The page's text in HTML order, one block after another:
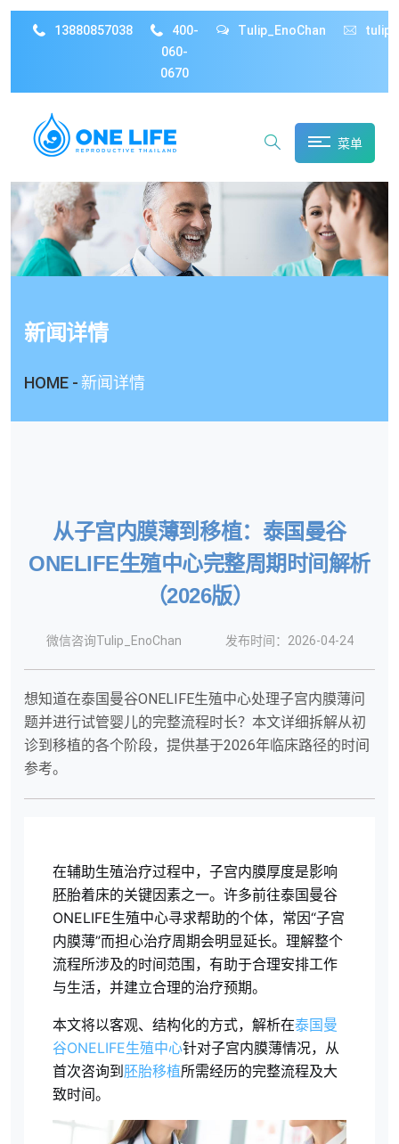
13880857038
400-
060-
0670
Tulip_EnoChan
菜单
新闻详情
HOME - 新闻详情
从子宫内膜薄到移植：泰国曼谷
ONELIFE生殖中心完整周期时间解析
（2026版）
微信咨询Tulip_EnoChan 发布时间：2026-04-24
想知道在泰国曼谷ONELIFE生殖中心处理子宫内膜薄问
题并进行试管婴儿的完整流程时长？本文详细拆解从初
诊到移植的各个阶段，提供基于2026年临床路径的时间
参考。
在辅助生殖治疗过程中，子宫内膜厚度是影响
胚胎着床的关键因素之一。许多前往泰国曼谷
ONELIFE生殖中心寻求帮助的个体，常因“子宫
内膜薄”而担心治疗周期会明显延长。理解整个
流程所涉及的时间范围，有助于合理安排工作
与生活，并建立合理的治疗预期。
本文将以客观、结构化的方式，解析在泰国曼
谷ONELIFE生殖中心针对子宫内膜薄情况，从
首次咨询到 胚胎移植所需经历的完整流程及大
致时间。